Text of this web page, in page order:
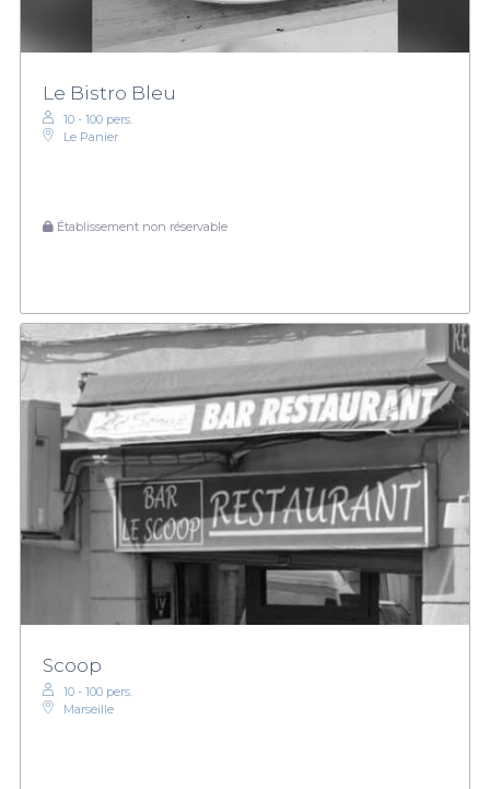
Le Bistro Bleu
10 - 100 pers.
Le Panier
Établissement non réservable
Scoop
10 - 100 pers.
Marseille